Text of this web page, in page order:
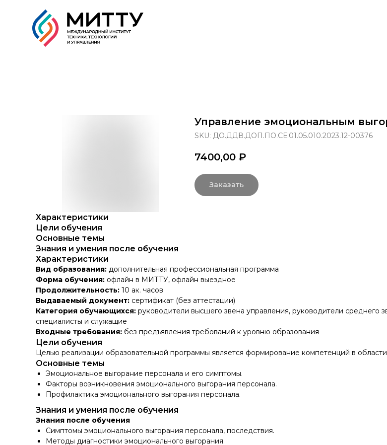
Управление эмоциональным
SKU: ДО.ДДВ.ДОП.ПО.СЕ.01.05.010.2023.12-00376
7400,00 ₽
Заказать
Характеристики
Цели обучения
Основные темы
Знания и умения после обучения
Характеристики
Вид образования: дополнительная профессиональная программа
Форма обучения: офлайн в МИТТУ, офлайн выездное
Продолжительность: 10 ак. часов
Выдаваемый документ: сертификат (без аттестации)
Категория обучающихся: руководители высшего звена управления, руководители среднего
специалисты и служащие
Входные требования: без предъявления требований к уровню образования
Цели обучения
Целью реализации образовательной программы является формирование компетенций в
Основные темы
Эмоциональное выгорание персонала и его симптомы.
Факторы возникновения эмоционального выгорания персонала.
Профилактика эмоционального выгорания персонала.
Знания и умения после обучения
Знания после обучения
Симптомы эмоционального выгорания персонала, последствия.
Методы диагностики эмоционального выгорания.